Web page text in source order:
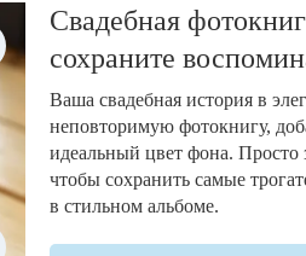
Свадебная
сохраните
Ваша свадебная история в
неповторимую фотокнигу,
идеальный цвет фона. Просто
чтобы сохранить самые
в стильном альбоме.